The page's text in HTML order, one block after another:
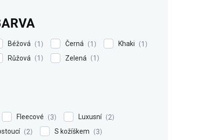
Béžová 1 Černá 1 Khaki
1
Růžová
1 Zelená 1
Fleecové 3 Luxusní
2
2 S kožíškem 3